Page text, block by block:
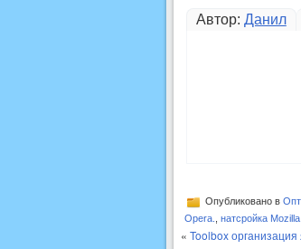
Автор: Данил
Опубликовано в
Opera.
натсройка
« Toolbox